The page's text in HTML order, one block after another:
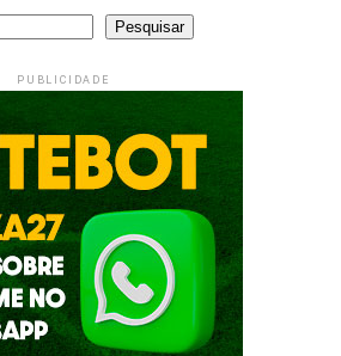
Pesquisar
PUBLICIDADE